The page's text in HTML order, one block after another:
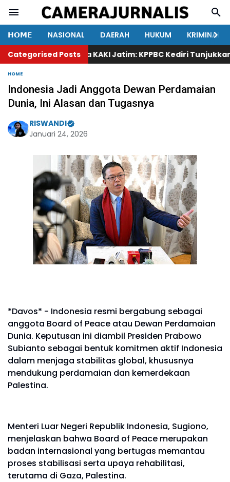
𝗛𝗢𝗠𝗘 NASIONAL DAERAH HUKUM
KRIMINAL
Categorised PostsKetua KAKI Jatim: KPPBC Kediri Tunjukkan
HOME
Indonesia Jadi Anggota Dewan Perdamaian
Dunia, Ini Alasan dan Tugasnya
RISWANDI
Januari 24, 2026
*Davos* - Indonesia resmi bergabung sebagai
anggota Board of Peace atau Dewan Perdamaian
Dunia. Keputusan ini diambil Presiden Prabowo
Subianto sebagai bentuk komitmen aktif Indonesia
dalam menjaga stabilitas global, khususnya
mendukung perdamaian dan kemerdekaan
Palestina.
Menteri Luar Negeri Republik Indonesia, Sugiono,
menjelaskan bahwa Board of Peace merupakan
badan internasional yang bertugas memantau
proses stabilisasi serta upaya rehabilitasi,
terutama di Gaza, Palestina.